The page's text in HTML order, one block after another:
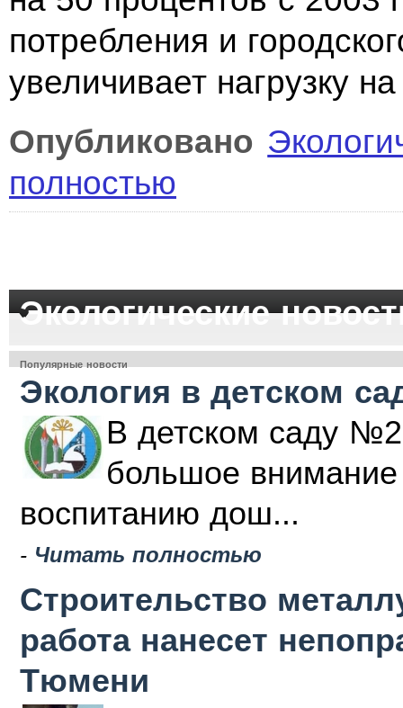
потребления и
увеличивает нагрузку
Опубликовано
полностью
Экологические
Популярные новости
Экология в детском
В детском саду
большое внимание
воспитанию дош...
- Читать полностью
Строительство
работа нанесет
Тюмени